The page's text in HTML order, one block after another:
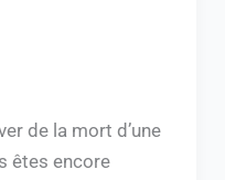
de la mort d’une
êtes encore